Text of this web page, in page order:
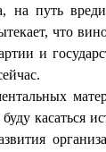
на путь
что
и
касаться